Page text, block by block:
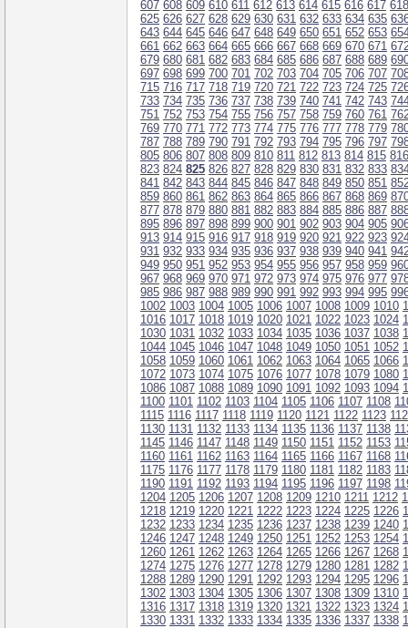
607 608 609 610 611 612 613 614 615 616 617 618
625 626 627 628 629 630 631 632 633 634 635
643 644 645 646 647 648 649 650 651 652 653
661 662 663 664 665 666 667 668 669 670 671
679 680 681 682 683 684 685 686 687 688 689
697 698 699 700 701 702 703 704 705 706 707
715 716 717 718 719 720 721 722 723 724 725
733 734 735 736 737 738 739 740 741 742 743
751 752 753 754 755 756 757 758 759 760 761
769 770 771 772 773 774 775 776 777 778 779
787 788 789 790 791 792 793 794 795 796 797
805 806 807 808 809 810 811 812 813 814 815 816
823 824 825 826 827 828 829 830 831 832 833
841 842 843 844 845 846 847 848 849 850 851
859 860 861 862 863 864 865 866 867 868 869
877 878 879 880 881 882 883 884 885 886 887
895 896 897 898 899 900 901 902 903 904 905
913 914 915 916 917 918 919 920 921 922 923
931 932 933 934 935 936 937 938 939 940 941
949 950 951 952 953 954 955 956 957 958 959
967 968 969 970 971 972 973 974 975 976 977
985 986 987 988 989 990 991 992 993 994 995
1002 1003 1004 1005 1006 1007 1008 1009 1010
1016 1017 1018 1019 1020 1021 1022 1023 1024
1030 1031 1032 1033 1034 1035 1036 1037 1038
1044 1045 1046 1047 1048 1049 1050 1051 1052
1058 1059 1060 1061 1062 1063 1064 1065 1066
1072 1073 1074 1075 1076 1077 1078 1079 1080
1086 1087 1088 1089 1090 1091 1092 1093 1094
1100 1101 1102 1103 1104 1105 1106 1107 1108
1115 1116 1117 1118 1119 1120 1121 1122 1123
1130 1131 1132 1133 1134 1135 1136 1137 1138
1145 1146 1147 1148 1149 1150 1151 1152 1153
1160 1161 1162 1163 1164 1165 1166 1167 1168
1175 1176 1177 1178 1179 1180 1181 1182 1183
1190 1191 1192 1193 1194 1195 1196 1197 1198
1204 1205 1206 1207 1208 1209 1210 1211 1212
1218 1219 1220 1221 1222 1223 1224 1225 1226
1232 1233 1234 1235 1236 1237 1238 1239 1240
1246 1247 1248 1249 1250 1251 1252 1253 1254
1260 1261 1262 1263 1264 1265 1266 1267 1268
1274 1275 1276 1277 1278 1279 1280 1281 1282
1288 1289 1290 1291 1292 1293 1294 1295 1296
1302 1303 1304 1305 1306 1307 1308 1309 1310
1316 1317 1318 1319 1320 1321 1322 1323 1324
1330 1331 1332 1333 1334 1335 1336 1337 1338